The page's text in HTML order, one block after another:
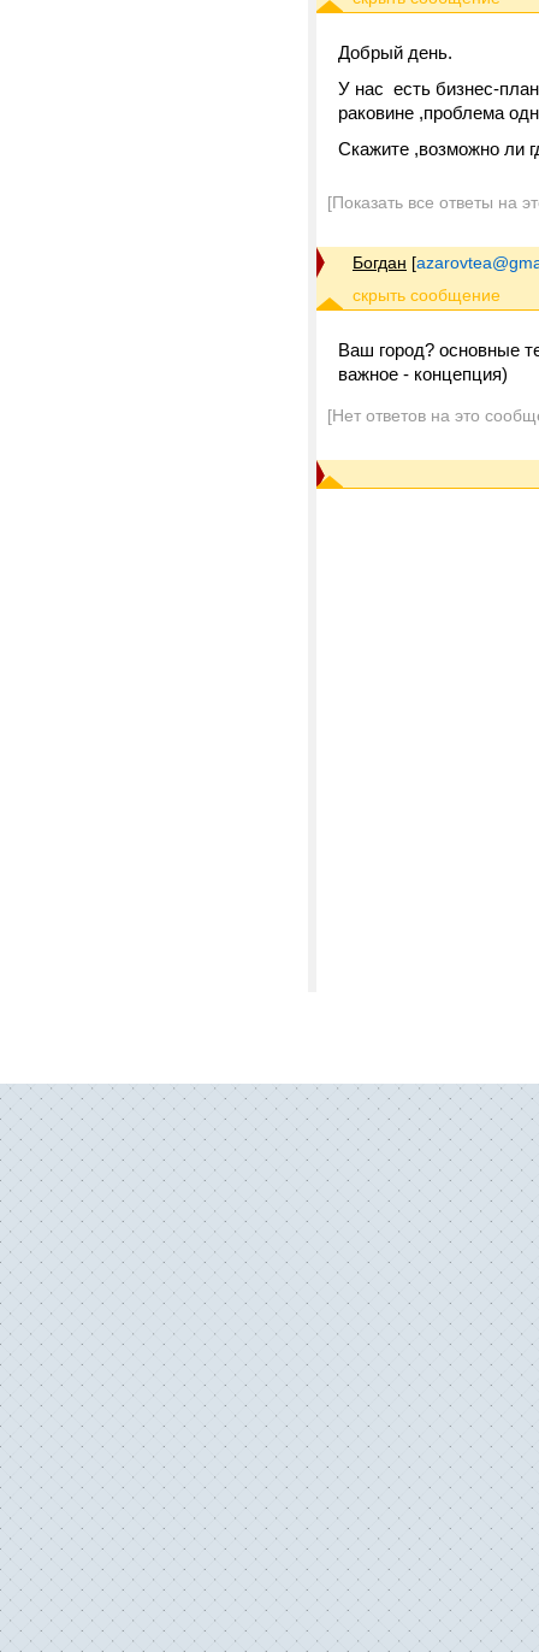
Добрый день.
У нас есть бизнес-
раковине ,проблема
Скажите ,возможно ли
[Показать все ответы на
Богдан [
Ваш город? основные
важное - концепция)
[Нет ответов на это